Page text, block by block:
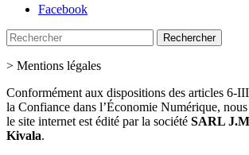
Facebook
> Mentions légales
Conformément aux dispositions des articles 6-
la Confiance dans l’Économie Numérique,
le site internet est édité par la société SARL
Kivala.